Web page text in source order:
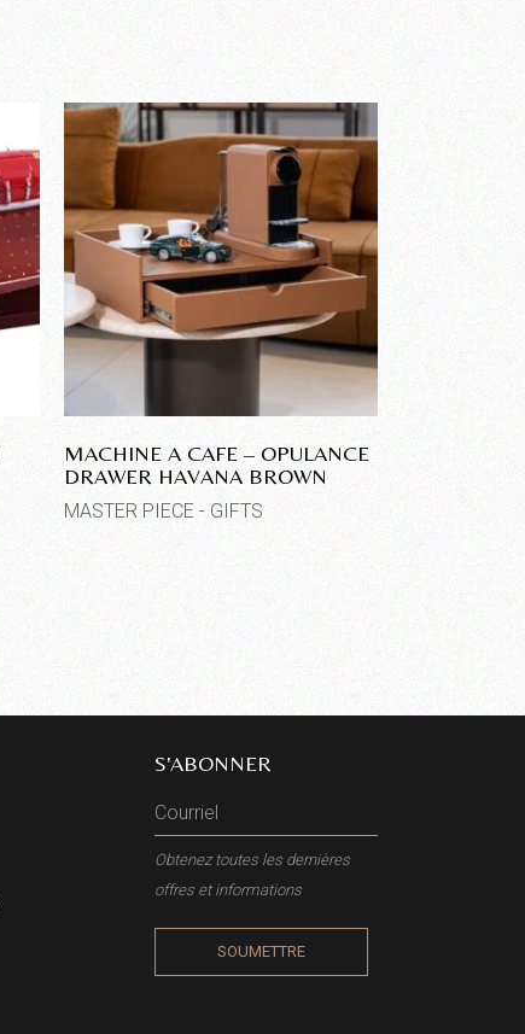
MACHINE A CAFE – OPULANCE
DRAWER HAVANA BROWN
MASTER PIECE - GIFTS
S'ABONNER
Obtenez toutes les dernières
offres et informations
SOUMETTRE